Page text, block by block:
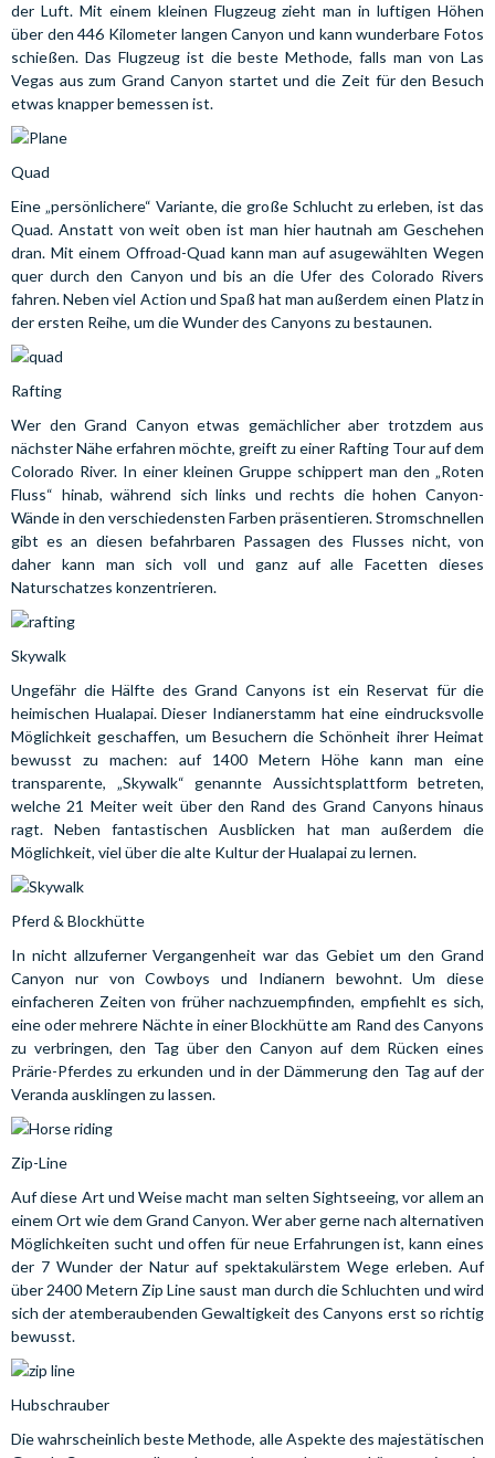
der Luft. Mit einem kleinen Flugzeug zieht man in luftigen Höhen
über den 446 Kilometer langen Canyon und kann wunderbare Fotos
schießen. Das Flugzeug ist die beste Methode, falls man von Las
Vegas aus zum Grand Canyon startet und die Zeit für den Besuch
etwas knapper bemessen ist.
Quad
Eine „persönlichere“ Variante, die große Schlucht zu erleben, ist das
Quad. Anstatt von weit oben ist man hier hautnah am Geschehen
dran. Mit einem Offroad-Quad kann man auf asugewählten Wegen
quer durch den Canyon und bis an die Ufer des Colorado Rivers
fahren. Neben viel Action und Spaß hat man außerdem einen Platz in
der ersten Reihe, um die Wunder des Canyons zu bestaunen.
Rafting
Wer den Grand Canyon etwas gemächlicher aber trotzdem aus
nächster Nähe erfahren möchte, greift zu einer Rafting Tour auf dem
Colorado River. In einer kleinen Gruppe schippert man den „Roten
Fluss“ hinab, während sich links und rechts die hohen Canyon-
Wände in den verschiedensten Farben präsentieren. Stromschnellen
gibt es an diesen befahrbaren Passagen des Flusses nicht, von
daher kann man sich voll und ganz auf alle Facetten dieses
Naturschatzes konzentrieren.
Skywalk
Ungefähr die Hälfte des Grand Canyons ist ein Reservat für die
heimischen Hualapai. Dieser Indianerstamm hat eine eindrucksvolle
Möglichkeit geschaffen, um Besuchern die Schönheit ihrer Heimat
bewusst zu machen: auf 1400 Metern Höhe kann man eine
transparente, „Skywalk“ genannte Aussichtsplattform betreten,
welche 21 Meiter weit über den Rand des Grand Canyons hinaus
ragt. Neben fantastischen Ausblicken hat man außerdem die
Möglichkeit, viel über die alte Kultur der Hualapai zu lernen.
Pferd & Blockhütte
In nicht allzuferner Vergangenheit war das Gebiet um den Grand
Canyon nur von Cowboys und Indianern bewohnt. Um diese
einfacheren Zeiten von früher nachzuempfinden, empfiehlt es sich,
eine oder mehrere Nächte in einer Blockhütte am Rand des Canyons
zu verbringen, den Tag über den Canyon auf dem Rücken eines
Prärie-Pferdes zu erkunden und in der Dämmerung den Tag auf der
Veranda ausklingen zu lassen.
Zip-Line
Auf diese Art und Weise macht man selten Sightseeing, vor allem an
einem Ort wie dem Grand Canyon. Wer aber gerne nach alternativen
Möglichkeiten sucht und offen für neue Erfahrungen ist, kann eines
der 7 Wunder der Natur auf spektakulärstem Wege erleben. Auf
über 2400 Metern Zip Line saust man durch die Schluchten und wird
sich der atemberaubenden Gewaltigkeit des Canyons erst so richtig
bewusst.
Hubschrauber
Die wahrscheinlich beste Methode, alle Aspekte des majestätischen